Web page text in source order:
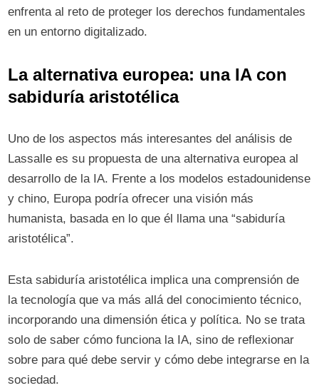
enfrenta al reto de proteger los derechos fundamentales
en un entorno digitalizado.
La alternativa europea: una IA con
sabiduría aristotélica
Uno de los aspectos más interesantes del análisis de
Lassalle es su propuesta de una alternativa europea al
desarrollo de la IA. Frente a los modelos estadounidense
y chino, Europa podría ofrecer una visión más
humanista, basada en lo que él llama una “sabiduría
aristotélica”.
Esta sabiduría aristotélica implica una comprensión de
la tecnología que va más allá del conocimiento técnico,
incorporando una dimensión ética y política. No se trata
solo de saber cómo funciona la IA, sino de reflexionar
sobre para qué debe servir y cómo debe integrarse en la
sociedad.